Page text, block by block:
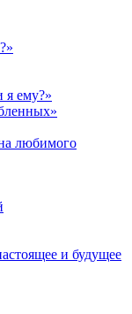
я ему?»
любимого
и будущее